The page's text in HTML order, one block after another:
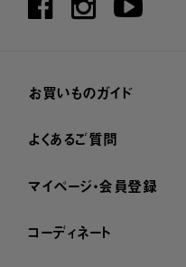
お買いものガイド
よくあるご質問
マイページ・会員登録
コーディネート